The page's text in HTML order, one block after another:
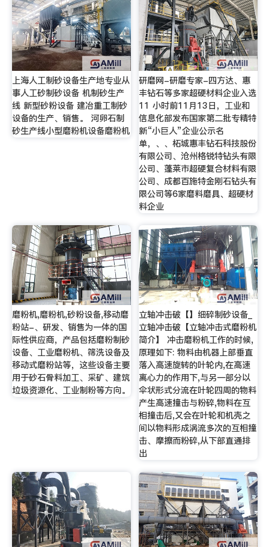
上海人工制砂设备生产地专业从
事人工砂制砂设备 机制砂生产
线 新型砂粉设备 建冶重工制砂
设备的生产、销售。 河卵石制
砂生产线小型磨粉机设备磨粉机
研磨网-研磨专家-四方达、惠
丰钻石等多家超硬材料企业入选
11 小时前11月13日，工业和
信息化部发布国家第二批专精特
新“小巨人”企业公示名
单，、、柘城惠丰钻石科技股份
有限公司、沧州格锐特钻头有限
公司、蓬莱市超硬复合材料有限
公司、成都百施特金刚石钻头有
限公司等6家磨料磨具、超硬材
料企业
磨粉机,磨粉机,砂粉设备,移动磨
粉站-、研发、销售为一体的国
际性供应商，产品包括磨粉制砂
设备、工业磨粉机、筛洗设备及
移动式磨粉站等，这些设备主要
用于砂石骨料加工、采矿、建筑
垃圾资源化、工业制粉等方向。
立轴冲击破【】细碎制砂设备_
立轴冲击破【立轴冲击式磨粉机
简介】 冲击磨粉机工作的时候,
原理如下: 物料由机器上部垂直
落入高速旋转的叶轮内,在高速
离心力的作用下,与另一部分以
伞状形式分流在叶轮四周的物料
产生高速撞击与粉碎,物料在互
相撞击后,又会在叶轮和机壳之
间以物料形成涡流多次的互相撞
击、摩擦而粉碎,从下部直通排
出